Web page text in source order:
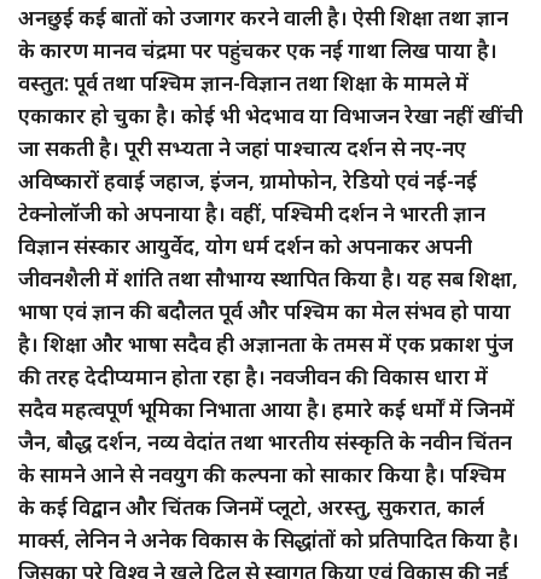
अनछुई कई बातों को उजागर करने वाली है। ऐसी शिक्षा तथा ज्ञान
के कारण मानव चंद्रमा पर पहुंचकर एक नई गाथा लिख पाया है।
वस्तुत: पूर्व तथा पश्चिम ज्ञान-विज्ञान तथा शिक्षा के मामले में
एकाकार हो चुका है। कोई भी भेदभाव या विभाजन रेखा नहीं खींची
जा सकती है। पूरी सभ्यता ने जहां पाश्चात्य दर्शन से नए-नए
अविष्कारों हवाई जहाज, इंजन, ग्रामोफोन, रेडियो एवं नई-नई
टेक्नोलॉजी को अपनाया है। वहीं, पश्चिमी दर्शन ने भारती ज्ञान
विज्ञान संस्कार आयुर्वेद, योग धर्म दर्शन को अपनाकर अपनी
जीवनशैली में शांति तथा सौभाग्य स्थापित किया है। यह सब शिक्षा,
भाषा एवं ज्ञान की बदौलत पूर्व और पश्चिम का मेल संभव हो पाया
है। शिक्षा और भाषा सदैव ही अज्ञानता के तमस में एक प्रकाश पुंज
की तरह देदीप्यमान होता रहा है। नवजीवन की विकास धारा में
सदैव महत्वपूर्ण भूमिका निभाता आया है। हमारे कई धर्मों में जिनमें
जैन, बौद्ध दर्शन, नव्य वेदांत तथा भारतीय संस्कृति के नवीन चिंतन
के सामने आने से नवयुग की कल्पना को साकार किया है। पश्चिम
के कई विद्वान और चिंतक जिनमें प्लूटो, अरस्तु, सुकरात, कार्ल
मार्क्स, लेनिन ने अनेक विकास के सिद्धांतों को प्रतिपादित किया है।
जिसका पूरे विश्व ने खुले दिल से स्वागत किया एवं विकास की नई